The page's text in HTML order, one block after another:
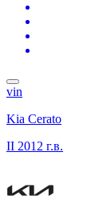
vin
Kia Cerato
II 2012 г.в.